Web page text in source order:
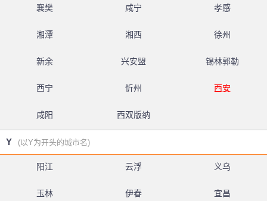
襄樊 咸宁 孝感
湘潭 湘西 徐州
新余 兴安盟 锡林郭勒
西宁 忻州 西安
咸阳 西双版纳
Y (以Y为开头的城市名)
阳江 云浮 义乌
玉林 伊春 宜昌